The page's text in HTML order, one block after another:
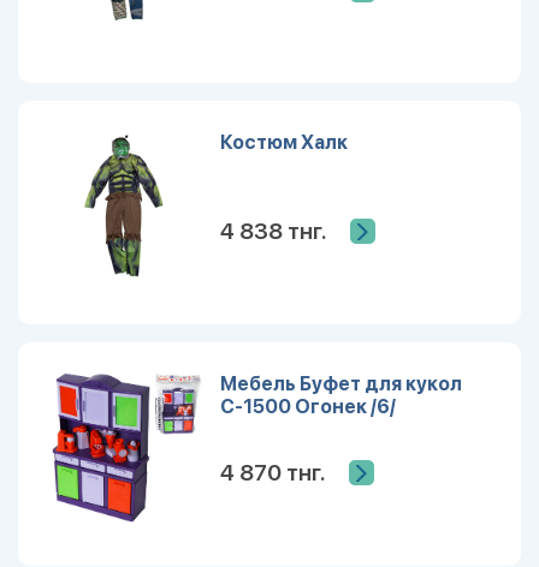
Костюм Халк
4 838 тнг.
Мебель Буфет для кукол
С-1500 Огонек /6/
4 870 тнг.